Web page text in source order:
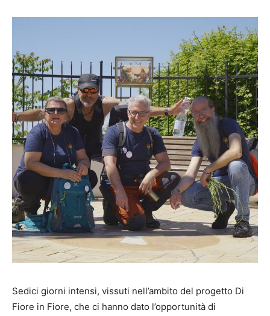
Sedici giorni intensi, vissuti nell’ambito del progetto Di
Fiore in Fiore, che ci hanno dato l’opportunità di